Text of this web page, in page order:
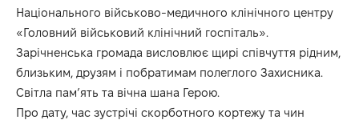
Національного військово-медичного клінічного центру
«Головний військовий клінічний госпіталь».
Зарічненська громада висловлює щирі співчуття рідним,
близьким, друзям і побратимам полеглого Захисника.
Світла пам’ять та вічна шана Герою.
Про дату, час зустрічі скорботного кортежу та чин